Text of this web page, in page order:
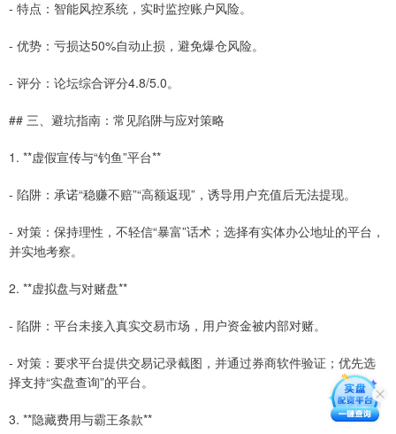
- 特点：智能风控系统，实时监控账户风险。
- 优势：亏损达50%自动止损，避免爆仓风险。
- 评分：论坛综合评分4.8/5.0。
## 三、避坑指南：常见陷阱与应对策略
1. **虚假宣传与“钓鱼”平台**
- 陷阱：承诺“稳赚不赔”“高额返现”，诱导用户充值后无法提现。
- 对策：保持理性，不轻信“暴富”话术；选择有实体办公地址的平台，
并实地考察。
2. **虚拟盘与对赌盘**
- 陷阱：平台未接入真实交易市场，用户资金被内部对赌。
- 对策：要求平台提供交易记录截图，并通过券商软件验证；优先选
择支持“实盘查询”的平台。
3. **隐藏费用与霸王条款**